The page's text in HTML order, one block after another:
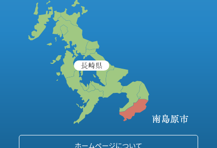
ホームページについて